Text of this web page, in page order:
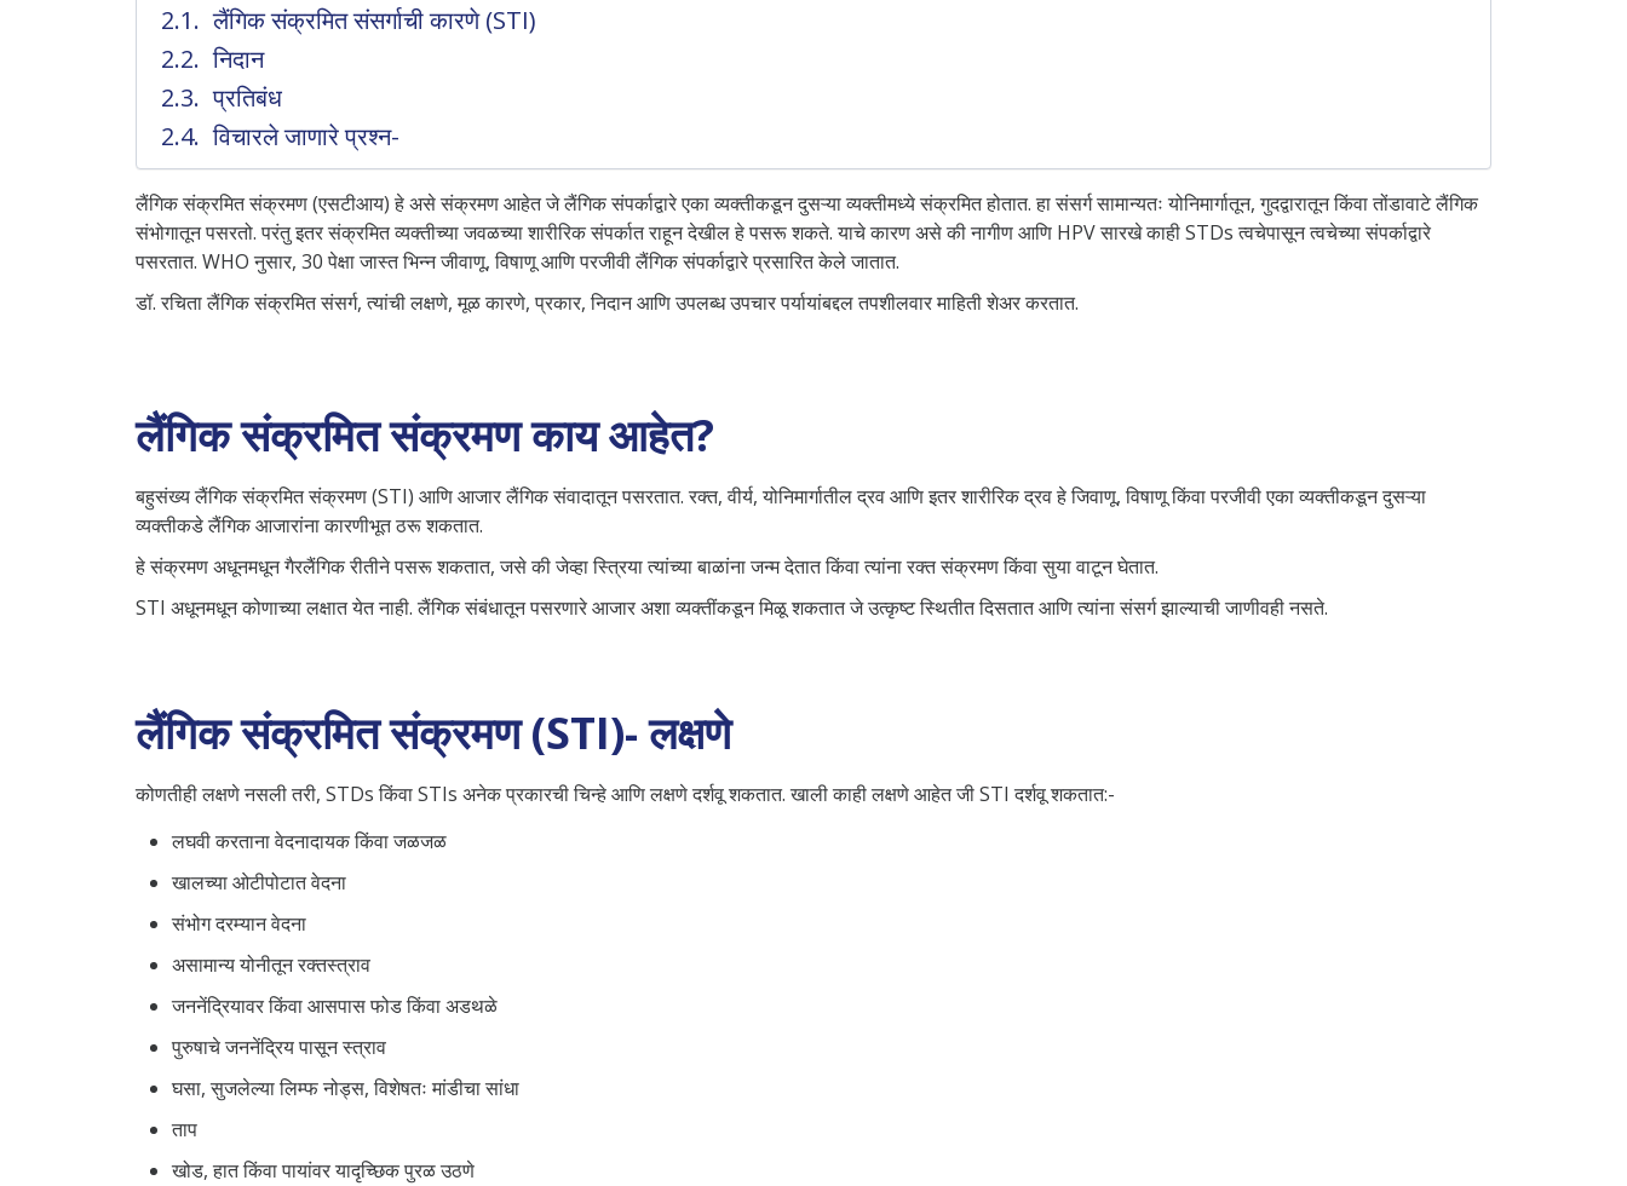
लैंगिक संक्रमित संसर्गाची कारणे (STI)
निदान
प्रतिबंध
विचारले जाणारे प्रश्न-
लैंगिक संक्रमित संक्रमण (एसटीआय) हे असे संक्रमण आहेत जे लैंगिक संपर्काद्वारे एका व्यक्तीकडून दुसऱ्या व्यक्तीमध्ये संक्रमित होतात. हा संसर्ग सामान्यतः योनिमार्गातून, गुदद्वारातून किंवा तोंडावाटे लैंगिक
संभोगातून पसरतो. परंतु इतर संक्रमित व्यक्तीच्या जवळच्या शारीरिक संपर्कात राहून देखील हे पसरू शकते. याचे कारण असे की नागीण आणि HPV सारखे काही STDs त्वचेपासून त्वचेच्या संपर्काद्वारे
पसरतात. WHO नुसार, 30 पेक्षा जास्त भिन्न जीवाणू, विषाणू आणि परजीवी लैंगिक संपर्काद्वारे प्रसारित केले जातात.
डॉ. रचिता लैंगिक संक्रमित संसर्ग, त्यांची लक्षणे, मूळ कारणे, प्रकार, निदान आणि उपलब्ध उपचार पर्यायांबद्दल तपशीलवार माहिती शेअर करतात.
लैंगिक संक्रमित संक्रमण काय आहेत?
बहुसंख्य लैंगिक संक्रमित संक्रमण (STI) आणि आजार लैंगिक संवादातून पसरतात. रक्त, वीर्य, ​​योनिमार्गातील द्रव आणि इतर शारीरिक द्रव हे जिवाणू, विषाणू किंवा परजीवी एका व्यक्तीकडून दुसऱ्या
व्यक्तीकडे लैंगिक आजारांना कारणीभूत ठरू शकतात.
हे संक्रमण अधूनमधून गैरलैंगिक रीतीने पसरू शकतात, जसे की जेव्हा स्त्रिया त्यांच्या बाळांना जन्म देतात किंवा त्यांना रक्त संक्रमण किंवा सुया वाटून घेतात.
STI अधूनमधून कोणाच्या लक्षात येत नाही. लैंगिक संबंधातून पसरणारे आजार अशा व्यक्तींकडून मिळू शकतात जे उत्कृष्ट स्थितीत दिसतात आणि त्यांना संसर्ग झाल्याची जाणीवही नसते.
लैंगिक संक्रमित संक्रमण (STI)- लक्षणे
कोणतीही लक्षणे नसली तरी, STDs किंवा STIs अनेक प्रकारची चिन्हे आणि लक्षणे दर्शवू शकतात. खाली काही लक्षणे आहेत जी STI दर्शवू शकतात:-
लघवी करताना वेदनादायक किंवा जळजळ
खालच्या ओटीपोटात वेदना
संभोग दरम्यान वेदना
असामान्य योनीतून रक्तस्त्राव
जननेंद्रियावर किंवा आसपास फोड किंवा अडथळे
पुरुषाचे जननेंद्रिय पासून स्त्राव
घसा, सुजलेल्या लिम्फ नोड्स, विशेषतः मांडीचा सांधा
ताप
खोड, हात किंवा पायांवर यादृच्छिक पुरळ उठणे